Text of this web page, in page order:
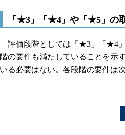
「★3」「★4」や「★5」の
評価段階としては「★3」「★4
階の要件も満たしていることを示
いる必要はない。各段階の要件は